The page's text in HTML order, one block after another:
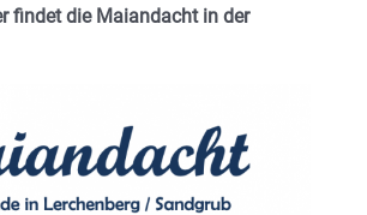
findet die Maiandacht in der